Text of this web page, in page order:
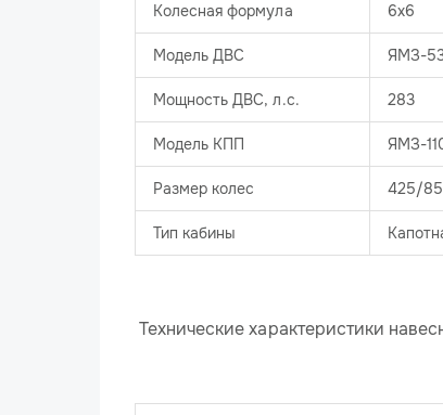
Колесная формула 6х6
Модель ДВС ЯМЗ-
Мощность ДВС, л.с. 283
Модель КПП ЯМЗ-
Размер колес 425/85
Тип кабины
Технические характеристики